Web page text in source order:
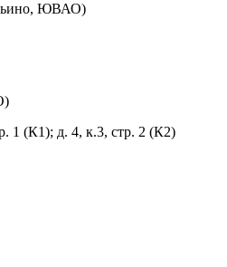
ЮВАО)
1 (К1); д. 4, к.3, стр. 2 (К2)